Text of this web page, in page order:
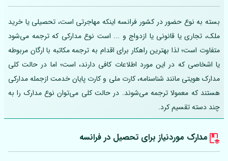
بسته به نوع حضور در کشور فرانسه اینکه مهاجرتی است، تحصیلی یا خرید
ملک، تجاری یا قانونی یا ازدواج و ... است نوع مدارکی که ترجمه می‌شود
متفاوت است؛ لذا بهترین راهکار برای اقدام به ترجمه مکاتبه با ارگان مربوطه
یا اشخاصی که در این مورد اطلاعات کافی دارند، است؛ اما در حالت کلی
مدارک هویتی مانند شناسنامه، کارت ملی و کارت پایان خدمت ازجمله مدارکی
هستند که معمولا ترجمه می‌شوند. در حالت کلی می‌توان نوع مدارک را به
چند دسته تقسیم کرد.
مدارک موردنیاز برای تحصیل در فرانسه